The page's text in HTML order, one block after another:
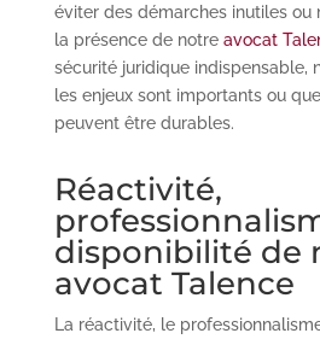
éviter des démarches inutiles ou
la présence de notre avocat
sécurité juridique indispensable,
les enjeux sont importants ou
peuvent être durables.
Réactivité,
disponibilité de
avocat Talence
La réactivité, le